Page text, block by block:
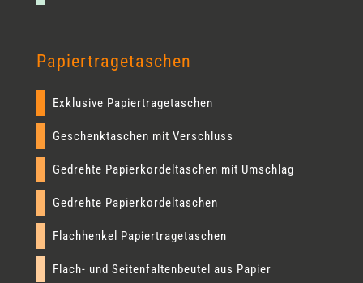
Papiertragetaschen
Exklusive Papiertragetaschen
Geschenktaschen mit Verschluss
Gedrehte Papierkordeltaschen mit Umschlag
Gedrehte Papierkordeltaschen
Flachhenkel Papiertragetaschen
Flach- und Seitenfaltenbeutel aus Papier